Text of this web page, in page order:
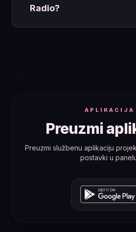
Radio?
APLIKACIJA
Preuzmi
Preuzmi službenu aplikaciju
postavki u